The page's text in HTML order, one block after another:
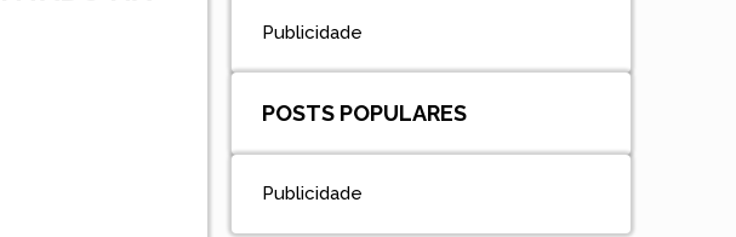
Publicidade
POSTS POPULARES
Publicidade